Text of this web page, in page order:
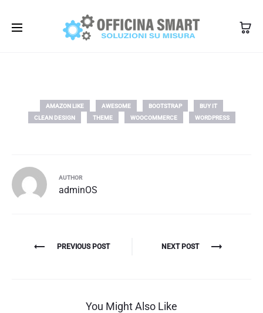
AMAZON LIKE AWESOME BOOTSTRAP
BUY IT
CLEAN DESIGN
THEME WOOCOMMERCE WORDPRESS
AUTHOR
adminOS
Navigazione
PREVIOUS POST NEXT POST
You Might Also Like